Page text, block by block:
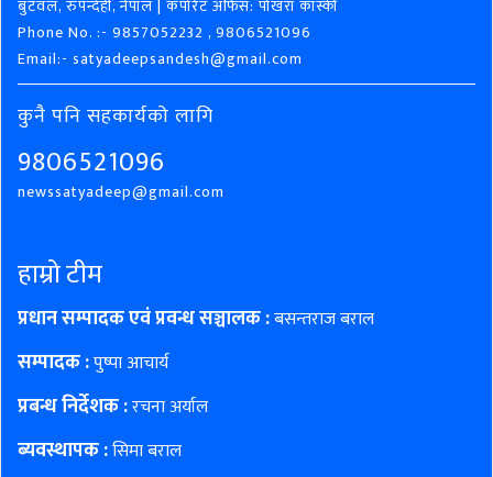
बुटवल, रुपन्देही, नेपाल | कर्पोरेट अफिस: पोखरा कास्की
Phone No. :- 9857052232 , 9806521096
Email:- satyadeepsandesh@gmail.com
कुनै पनि सहकार्यको लागि
9806521096
newssatyadeep@gmail.com
हाम्रो टीम
प्रधान सम्पादक एवं प्रवन्ध सञ्चालक :बसन्तराज बराल
सम्पादक :पुष्पा आचार्य
प्रबन्ध निर्देशक :रचना अर्याल
ब्यवस्थापक :सिमा बराल